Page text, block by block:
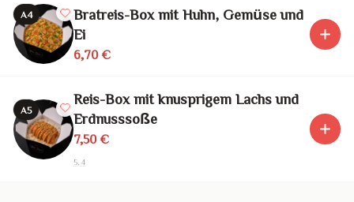
A4
Bratreis-Box mit Huhn, Gemüse und
Ei
6,70 €
A5
Reis-Box mit knusprigem Lachs und
Erdnusssoße
7,50 €
5, 4